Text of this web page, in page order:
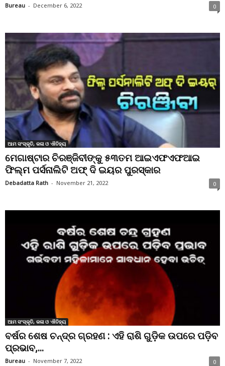
Bureau - December 6, 2022 0
ଆମ ସଂସ୍କୃତି, କଳା ଓ ଐତିହ୍ୟ
ମେଗାଷ୍ଟାର ଚିରଞ୍ଜିବୀଙ୍କୁ ୫୩ତମ ଆଇଏଫଏଫଆଇ
ଫିଲ୍ମ ପର୍ସନାଲିଟି ଅଫ୍‌ ଦି ଇୟର ପୁରସ୍କାର
Debadatta Rath - November 21, 2022 0
ଆମ ସଂସ୍କୃତି, କଳା ଓ ଐତିହ୍ୟ
ବର୍ଷର ଶେଷ ଚନ୍ଦ୍ର ଗ୍ରହଣ : ଏହି ରାଶି ଗୁଡ଼ିକ ଉପରେ ପଡ଼ିବ
ପ୍ରଭାବ,...
Bureau - November 7, 2022 0